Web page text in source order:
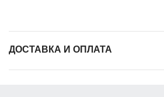
ДОСТАВКА И ОПЛАТА